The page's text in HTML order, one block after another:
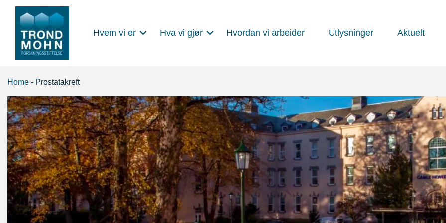
Main Navigation
Hvem vi er Hva vi gjør Hvordan vi arbeider Utlysninger Aktuelt
Home - Prostatakreft